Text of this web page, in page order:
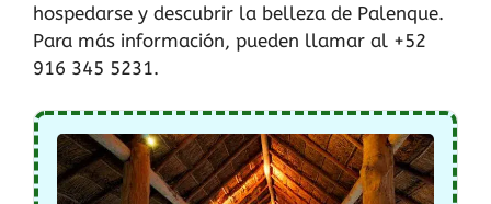
hospedarse y descubrir la belleza de Palenque.
Para más información, pueden llamar al +52
916 345 5231.